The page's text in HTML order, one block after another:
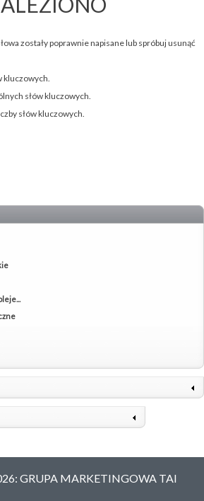
zostały poprawnie napisane lub spróbuj usunąć
kluczowych.
słów kluczowych.
słów kluczowych.
GRUPA MARKETINGOWA TAI